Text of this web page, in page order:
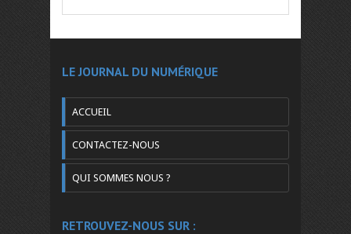
LE JOURNAL DU NUMÉRIQUE
ACCUEIL
CONTACTEZ-NOUS
QUI SOMMES NOUS ?
RETROUVEZ-NOUS SUR :